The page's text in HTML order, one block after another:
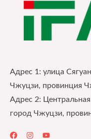
Адрес 1: улица
Чжуцзи, провинция
Адрес 2:
город Чжуцзи,